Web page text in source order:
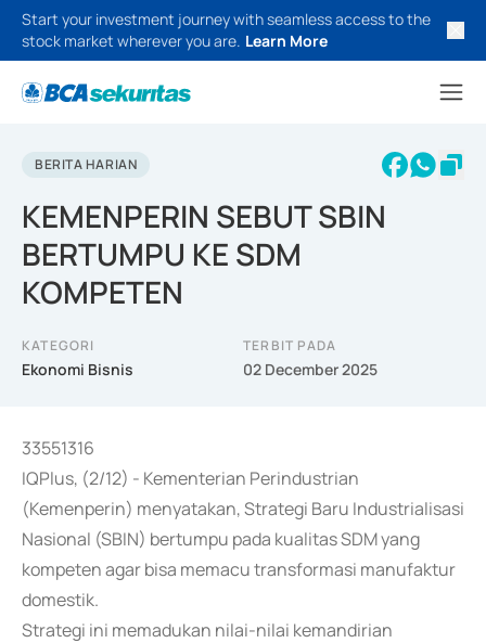
Start your investment journey with seamless access to the
stock market wherever you are. Learn More
BERITA HARIAN
KEMENPERIN SEBUT SBIN
BERTUMPU KE SDM
KOMPETEN
KATEGORI
Ekonomi Bisnis
TERBIT PADA
02 December 2025
33551316
IQPlus, (2/12) - Kementerian Perindustrian
(Kemenperin) menyatakan, Strategi Baru Industrialisasi
Nasional (SBIN) bertumpu pada kualitas SDM yang
kompeten agar bisa memacu transformasi manufaktur
domestik.
Strategi ini memadukan nilai-nilai kemandirian